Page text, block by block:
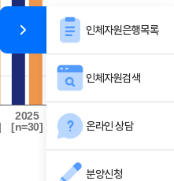
인체자원은행목록
인체자원검색
온라인 상담
분양신청